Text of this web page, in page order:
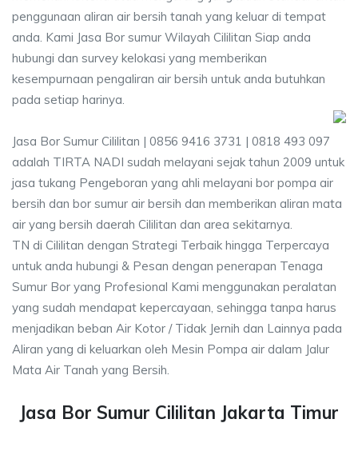
penggunaan aliran air bersih tanah yang keluar di tempat
anda. Kami Jasa Bor sumur Wilayah Cililitan Siap anda
hubungi dan survey kelokasi yang memberikan
kesempurnaan pengaliran air bersih untuk anda butuhkan
pada setiap harinya.
Jasa Bor Sumur Cililitan | 0856 9416 3731 | 0818 493 097
adalah TIRTA NADI sudah melayani sejak tahun 2009 untuk
jasa tukang Pengeboran yang ahli melayani bor pompa air
bersih dan bor sumur air bersih dan memberikan aliran mata
air yang bersih daerah Cililitan dan area sekitarnya.
TN di Cililitan dengan Strategi Terbaik hingga Terpercaya
untuk anda hubungi & Pesan dengan penerapan Tenaga
Sumur Bor yang Profesional Kami menggunakan peralatan
yang sudah mendapat kepercayaan, sehingga tanpa harus
menjadikan beban Air Kotor / Tidak Jernih dan Lainnya pada
Aliran yang di keluarkan oleh Mesin Pompa air dalam Jalur
Mata Air Tanah yang Bersih.
Jasa Bor Sumur Cililitan Jakarta Timur